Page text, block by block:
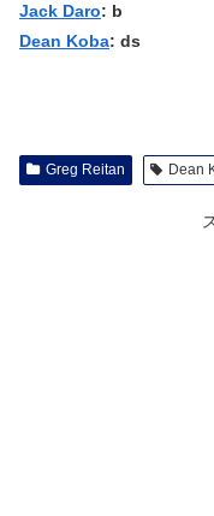
Jack Daro: b
Dean Koba: ds
Greg Reitan Dean